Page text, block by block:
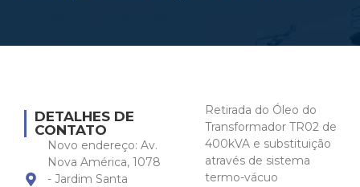
DETALHES DE
CONTATO
Novo endereço: Av.
Nova América, 1078
- Jardim Santa
Retirada do Óleo do
Transformador TR02 de
400kVA e substituição
através de sistema
termo-vácuo